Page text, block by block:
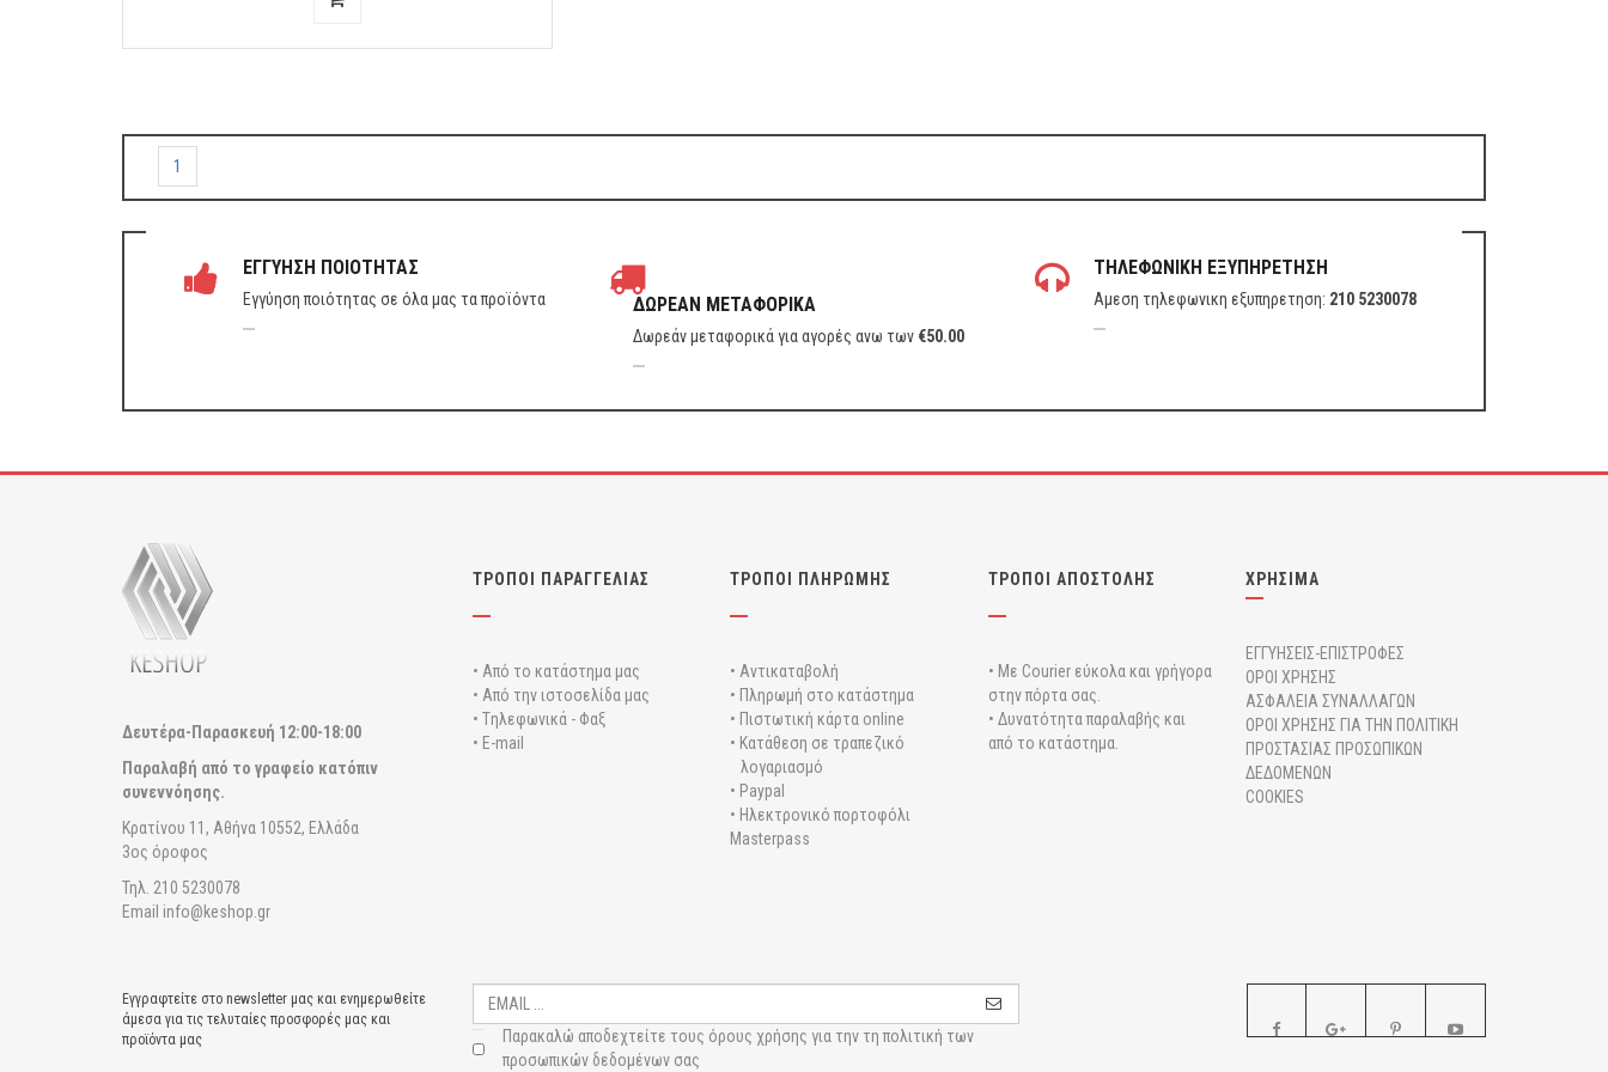
1
ΕΓΓΥΗΣΗ ΠΟΙΟΤΗΤΑΣ
Εγγύηση ποιότητας σε όλα μας τα προϊόντα ΔΩΡΕΑΝ ΜΕΤΑΦΟΡΙΚΑ
Δωρεάν μεταφορικά για αγορές ανω των €50.00
ΤΗΛΕΦΩΝΙΚΗ ΕΞΥΠΗΡΕΤΗΣΗ
Αμεση τηλεφωνικη εξυπηρετηση: 210 5230078
Δευτέρα-Παρασκευή 12:00-18:00
Παραλαβή από το γραφείο κατόπιν
συνεννόησης.
Κρατίνου 11, Αθήνα 10552, Ελλάδα
3ος όροφος
Τηλ. 210 5230078
Email info@keshop.gr
ΤΡΟΠΟΙ ΠΑΡΑΓΓΕΛΙΑΣ
• Από το κατάστημα μας
• Από την ιστοσελίδα μας
• Tηλεφωνικά - Φαξ
• E-mail
ΤΡΟΠΟΙ ΠΛΗΡΩΜΗΣ
• Αντικαταβολή
• Πληρωμή στο κατάστημα
• Πιστωτική κάρτα online
• Κατάθεση σε τραπεζικό
λογαριασμό
• Paypal
• Ηλεκτρονικό πορτοφόλι
Masterpass
ΤΡΟΠΟΙ ΑΠΟΣΤΟΛΗΣ
• Με Courier εύκολα και γρήγορα
στην πόρτα σας.
• Δυνατότητα παραλαβής και
από το κατάστημα.
ΧΡΗΣΙΜΑ
ΕΓΓΥΗΣΕΙΣ-ΕΠΙΣΤΡΟΦΕΣ
ΟΡΟΙ ΧΡΗΣΗΣ
ΑΣΦΑΛΕΙΑ ΣΥΝΑΛΛΑΓΩΝ
ΟΡΟΙ ΧΡΗΣΗΣ ΓΙΑ ΤΗΝ ΠΟΛΙΤΙΚΗ
ΠΡΟΣΤΑΣΙΑΣ ΠΡΟΣΩΠΙΚΩΝ
ΔΕΔΟΜΕΝΩΝ
COOKIES
Εγγραφτείτε στο newsletter μας και ενημερωθείτε
άμεσα για τις τελυταίες προσφορές μας και
προϊόντα μας
Παρακαλώ αποδεχτείτε τους όρους χρήσης για την τη πολιτική των
προσωπικών δεδομένων σας